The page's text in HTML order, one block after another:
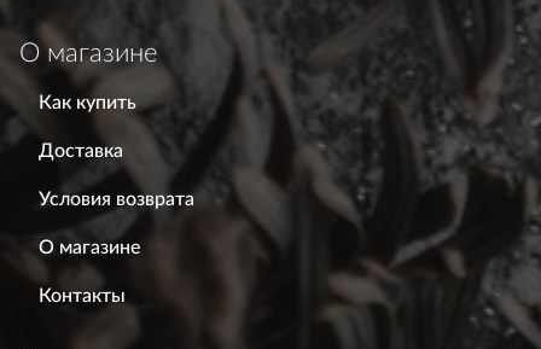
О магазине
Как купить
Доставка
Условия возврата
О магазине
Контакты